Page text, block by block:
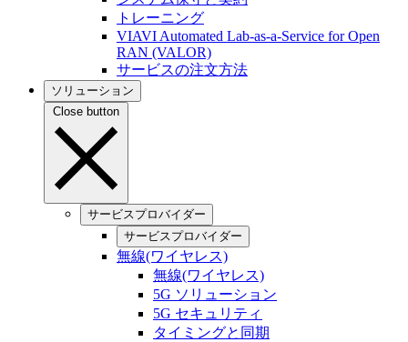
トレーニング
VIAVI Automated Lab-as-a-Service for Open
RAN (VALOR)
サービスの注文方法
ソリューション
Close button
サービスプロバイダー
サービスプロバイダー
無線(ワイヤレス)
無線(ワイヤレス)
5G ソリューション
5G セキュリティ
タイミングと同期